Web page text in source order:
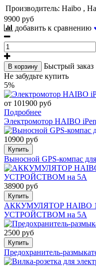
Производитель: Haibo ,
9900 руб
добавить к сравнению
В корзину
Быстрый заказ
Не забудьте купить
5%
от 101900 руб
Подробнее
Электромотор HAIBO
10900 руб
Купить
Выносной GPS-компас
38900 руб
Купить
АККУМУЛЯТОР HAIBO
УСТРОЙСТВОМ на 5А
2500 руб
Купить
Предохранитель-